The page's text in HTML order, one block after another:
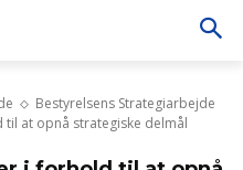
Bestyrelsens Strategiarbejde
at opnå strategiske delmål